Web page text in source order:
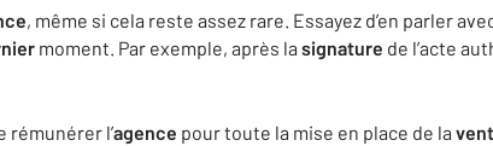
, même si cela reste assez rare. Essayez d’en parler
moment. Par exemple, après la signature de l’acte
rémunérer l’agence pour toute la mise en place de la